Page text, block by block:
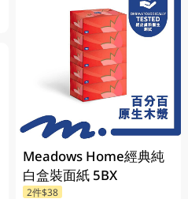
Meadows Home經典純
白盒裝面紙 5BX
2件$38